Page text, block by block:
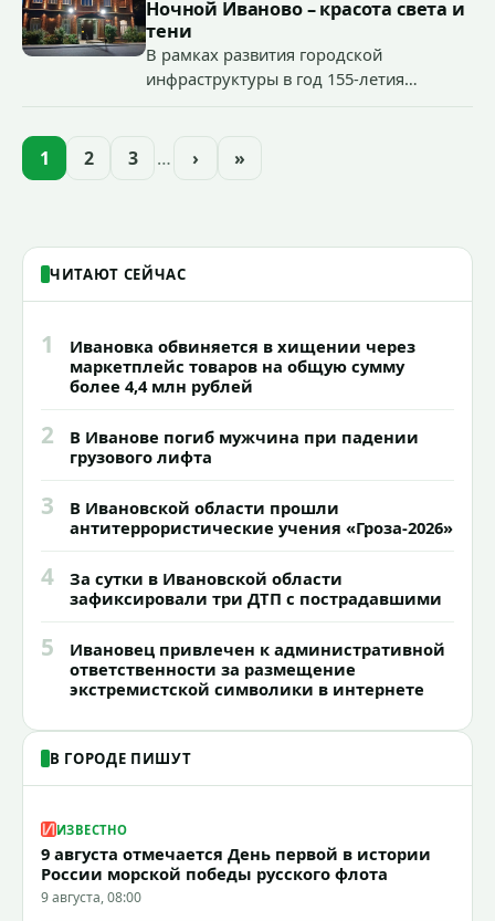
«Гроза-2026».
Ночной Иваново – красота света и
тени
В рамках развития городской
инфраструктуры в год 155-летия
проекта подсветки исторических
1 2 3 … › »
ЧИТАЮТ СЕЙЧАС
1
Ивановка обвиняется в хищении через
маркетплейс товаров на общую сумму
более 4,4 млн рублей
2
В Иванове погиб мужчина при падении
грузового лифта
3
В Ивановской области прошли
антитеррористические учения «Гроза-2026»
4
За сутки в Ивановской области
зафиксировали три ДТП с пострадавшими
5
Ивановец привлечен к административной
ответственности за размещение
экстремистской символики в интернете
В ГОРОДЕ ПИШУТ
ИЗВЕСТНО
9 августа отмечается День первой в истории
России морской победы русского флота
9 августа, 08:00